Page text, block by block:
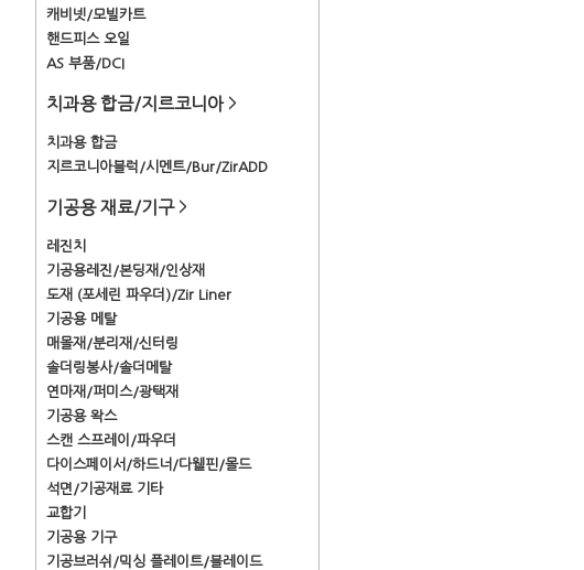
캐비넷/모빌카트
핸드피스 오일
AS 부품/DCI
치과용 합금/지르코니아 >
치과용 합금
지르코니아블럭/시멘트/Bur/ZirADD
기공용 재료/기구 >
레진치
기공용레진/본딩재/인상재
도재 (포세린 파우더)/Zir Liner
기공용 메탈
매몰재/분리재/신터링
솔더링봉사/솔더메탈
연마재/퍼미스/광택재
기공용 왁스
스캔 스프레이/파우더
다이스페이서/하드너/다웰핀/몰드
석면/기공재료 기타
교합기
기공용 기구
기공브러쉬/믹싱 플레이트/블레이드